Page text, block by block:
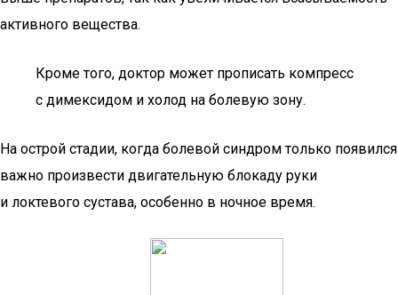
активного вещества.
Кроме того, доктор может прописать компресс
с димексидом и холод на болевую зону.
На острой стадии, когда болевой синдром только появился
важно произвести двигательную блокаду руки
и локтевого сустава, особенно в ночное время.